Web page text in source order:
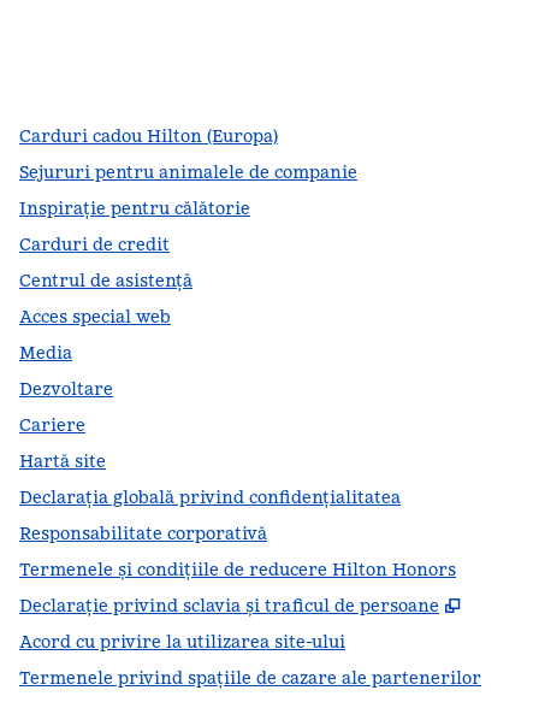
Carduri cadou Hilton (Europa)
Sejururi pentru animalele de companie
Inspirație pentru călătorie
Carduri de credit
Centrul de asistență
Acces special web
Media
Dezvoltare
Cariere
Hartă site
Declarația globală privind confidenţialitatea
Responsabilitate corporativă
Termenele și condițiile de reducere Hilton Honors
Declarație privind sclavia și traficul de persoane
,
Acord cu privire la utilizarea site-ului
Termenele privind spațiile de cazare ale partenerilor